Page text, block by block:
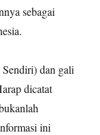
sebagai
dan gali
dicatat
ini